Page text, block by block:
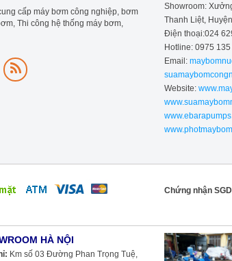
cấp máy bơm công nghiệp, bơm
Thi công hệ thống máy bơm,
Showroom:
Thanh Liệt,
Điện thoại:024
Hotline: 0975
Email:
Website:
Chứng nhận
HÀ NỘI
Km số 03 Đường Phan Trọng Tuệ,